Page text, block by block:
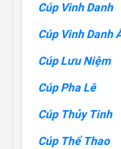
Cúp Vinh Danh
Cúp Vinh Danh
Cúp Lưu Niệm
Cúp Pha Lê
Cúp Thủy Tinh
Cúp Thể Thao